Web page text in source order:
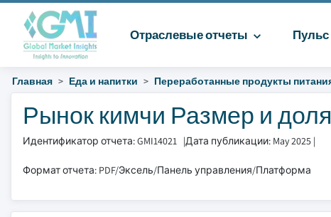
Отраслевые отчеты Пульс
Главная Еда и напитки Переработанные продукты
Рынок кимчи Размер и доля
Идентификатор отчета: GMI14021 |Дата публикации: May 2025 |
Формат отчета: PDF/Эксель/Панель управления/Платформа